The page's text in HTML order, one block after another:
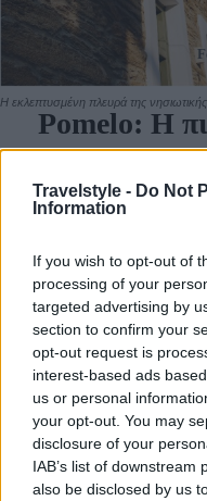
Travelstyle - Do Not
Information
If you wish to opt-out of
processing of your
targeted advertising by
section to confirm your
opt-out request is
interest-based ads
us or personal
your opt-out. You may
disclosure of your
IAB’s list of
also be disclosed by us
Η εκλεπτυσμένη πλευρά της
Pomelo: Η
του
11
Στα στενά, φωτεινά